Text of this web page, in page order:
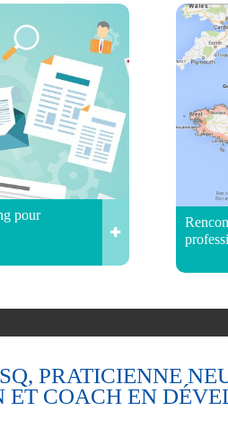
pour
PRATICIENNE
COACH EN